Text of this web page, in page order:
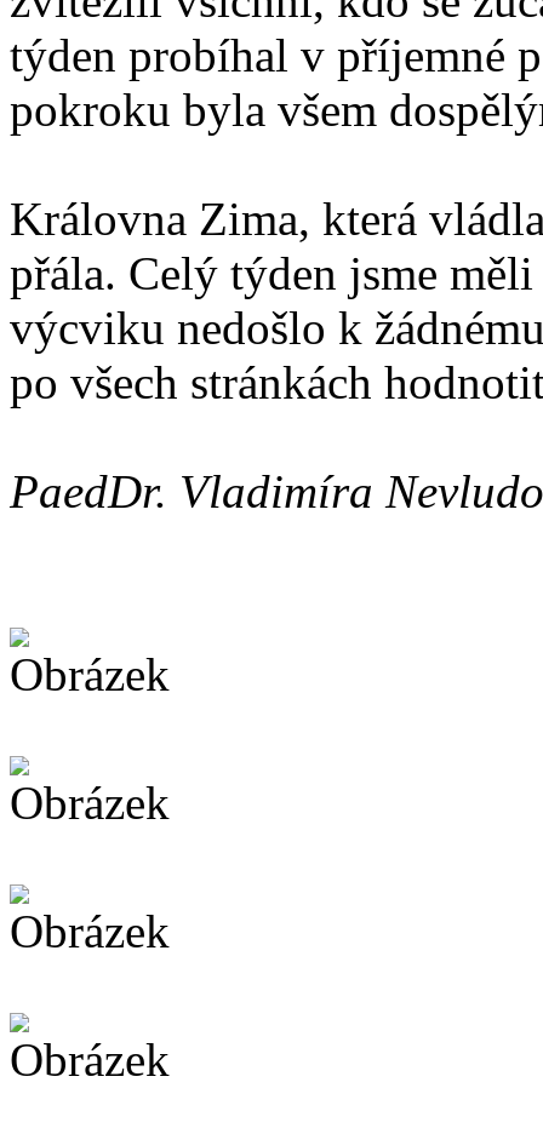
týden probíhal v příjemné
pokroku byla všem
Královna Zima, která
přála. Celý týden jsme
výcviku nedošlo k
po všech stránkách
PaedDr. Vladimíra